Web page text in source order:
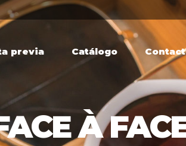
previa Catálogo
À